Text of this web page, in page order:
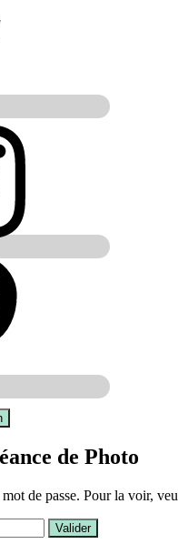
de Photo
de passe. Pour la voir,